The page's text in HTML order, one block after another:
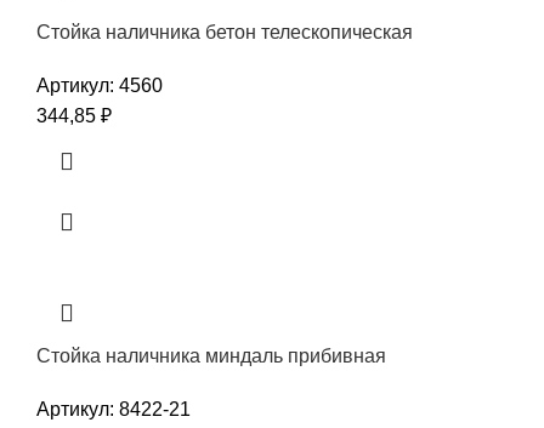
Стойка наличника бетон телескопическая
Артикул: 4560
344,85 ₽
Стойка наличника миндаль прибивная
Артикул: 8422-21